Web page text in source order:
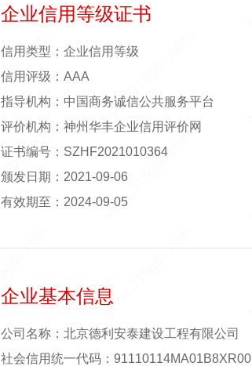
企业信用等级证书
信用类型：企业信用等级
信用评级：AAA
指导机构：中国商务诚信公共服务平台
评价机构：神州华丰企业信用评价网
证书编号：SZHF2021010364
颁发日期：2021-09-06
有效期至：2024-09-05
企业基本信息
公司名称：北京德利安泰建设工程有限公司
社会信用统一代码：91110114MA01B8XR00